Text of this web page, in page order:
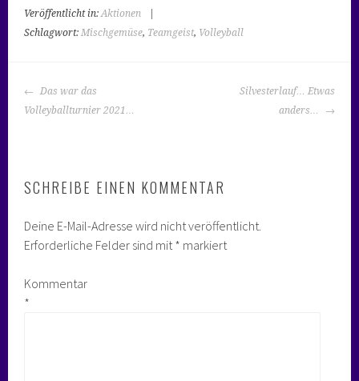
Veröffentlicht in:Aktionen
Schlagwort:Mischgemüse, Teamgeist, Volleyball
BEITRAGS-
NAVIGATION
Das war das
Volleyballturnier 2021…
Silvesterlauf… Etwas
anders…
SCHREIBE EINEN KOMMENTAR
Deine E-Mail-Adresse wird nicht veröffentlicht.
Erforderliche Felder sind mit * markiert
Kommentar
*